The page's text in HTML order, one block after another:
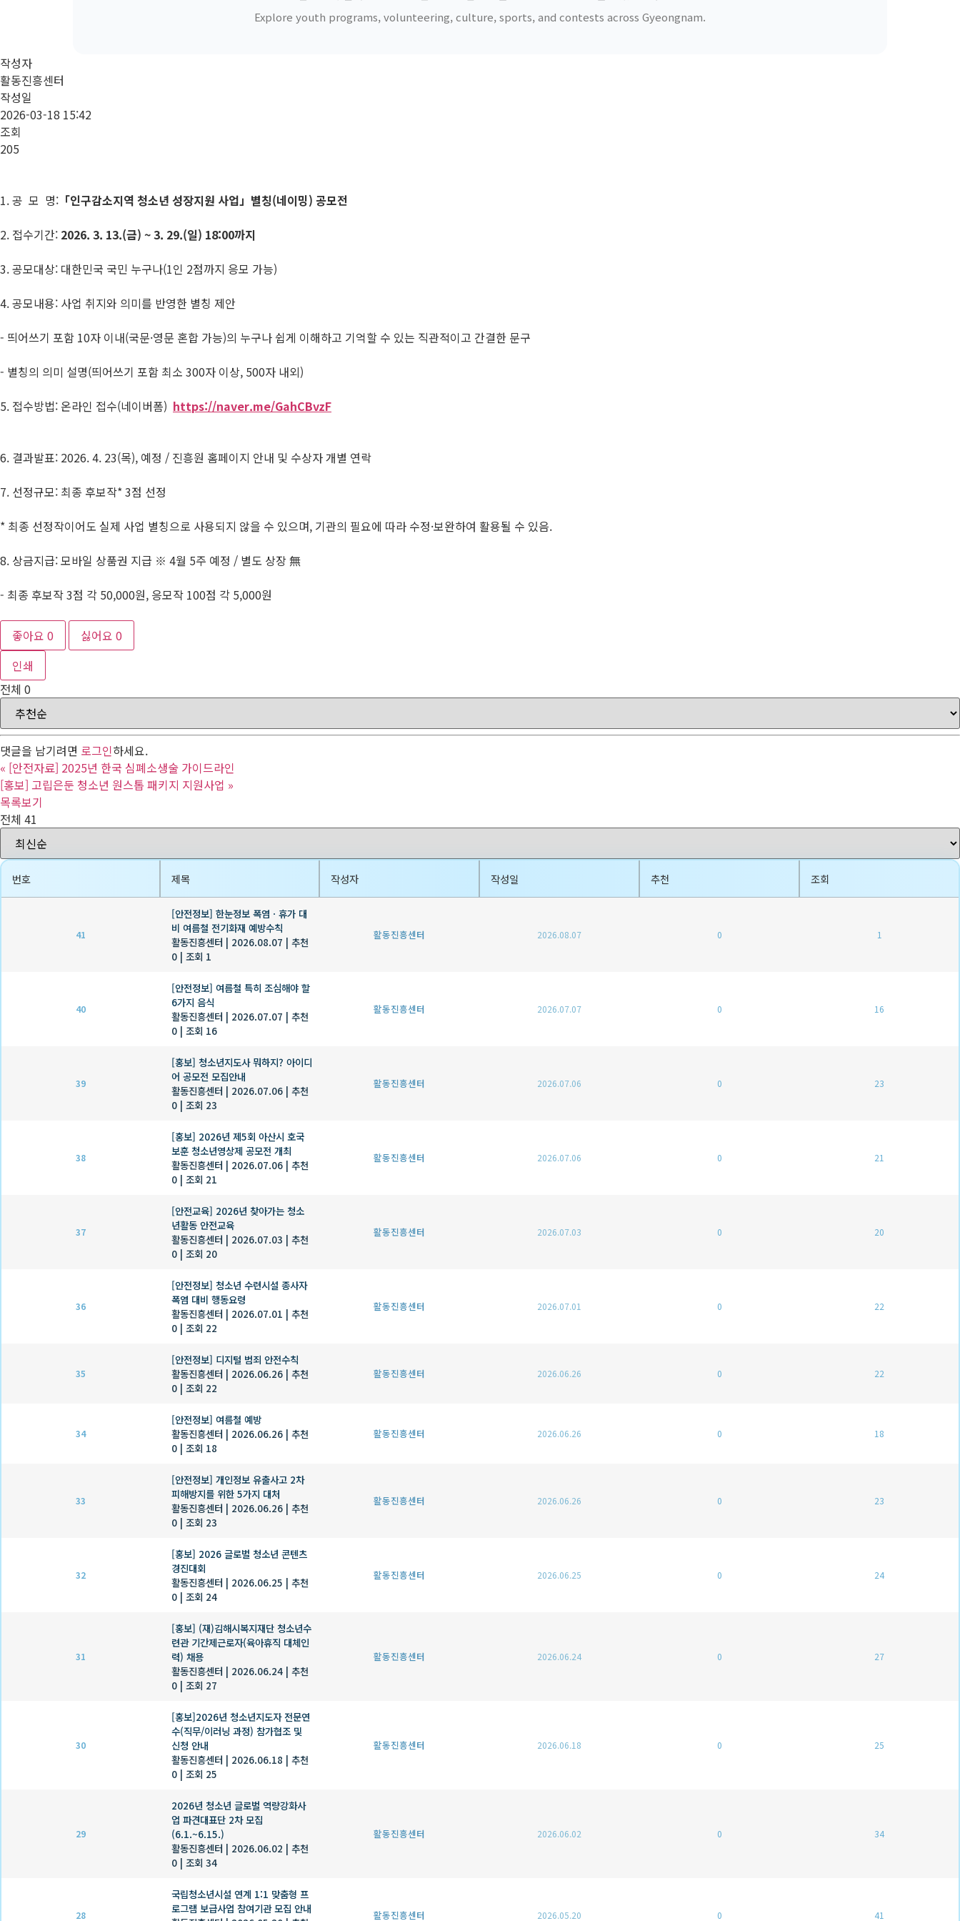
Explore youth programs, volunteering, culture, sports, and contests across Gyeongnam.
작성자
활동진흥센터
작성일
2026-03-18 15:42
조회
205
1. 공 모 명: 「인구감소지역 청소년 성장지원 사업」별칭(네이밍) 공모전
2. 접수기간: 2026. 3. 13.(금) ~ 3. 29.(일) 18:00까지
3. 공모대상: 대한민국 국민 누구나(1인 2점까지 응모 가능)
4. 공모내용: 사업 취지와 의미를 반영한 별칭 제안
- 띄어쓰기 포함 10자 이내(국문·영문 혼합 가능)의 누구나 쉽게 이해하고 기억할 수 있는 직관적이고 간결한 문구
- 별칭의 의미 설명(띄어쓰기 포함 최소 300자 이상, 500자 내외)
5. 접수방법: 온라인 접수(네이버폼) https://naver.me/GahCBvzF
6. 결과발표: 2026. 4. 23(목), 예정 / 진흥원 홈페이지 안내 및 수상자 개별 연락
7. 선정규모: 최종 후보작* 3점 선정
* 최종 선정작이어도 실제 사업 별칭으로 사용되지 않을 수 있으며, 기관의 필요에 따라 수정·보완하여 활용될 수 있음.
8. 상금지급: 모바일 상품권 지급 ※ 4월 5주 예정 / 별도 상장 無
- 최종 후보작 3점 각 50,000원, 응모작 100점 각 5,000원
좋아요 0 싫어요 0
인쇄
전체 0
댓글을 남기려면 로그인하세요.
« [안전자료] 2025년 한국 심폐소생술 가이드라인
[홍보] 고립은둔 청소년 원스톱 패키지 지원사업 »
목록보기
전체 41
번호 제목 작성자 작성일 추천 조회
41
[안전정보] 한눈정보 폭염ㆍ휴가 대
비 여름철 전기화재 예방수칙
활동진흥센터 | 2026.08.07 | 추천
0 | 조회 1
활동진흥센터 2026.08.07 0 1
40
[안전정보] 여름철 특히 조심해야 할
6가지 음식
활동진흥센터 | 2026.07.07 | 추천
0 | 조회 16
활동진흥센터 2026.07.07 0 16
39
[홍보] 청소년지도사 뭐하지? 아이디
어 공모전 모집안내
활동진흥센터 | 2026.07.06 | 추천
0 | 조회 23
활동진흥센터 2026.07.06 0 23
38
[홍보] 2026년 제5회 아산시 호국
보훈 청소년영상제 공모전 개최
활동진흥센터 | 2026.07.06 | 추천
0 | 조회 21
활동진흥센터 2026.07.06 0 21
37
[안전교육] 2026년 찾아가는 청소
년활동 안전교육
활동진흥센터 | 2026.07.03 | 추천
0 | 조회 20
활동진흥센터 2026.07.03 0 20
36
[안전정보] 청소년 수련시설 종사자
폭염 대비 행동요령
활동진흥센터 | 2026.07.01 | 추천
0 | 조회 22
활동진흥센터 2026.07.01 0 22
35
[안전정보] 디지털 범죄 안전수칙
활동진흥센터 | 2026.06.26 | 추천
0 | 조회 22
활동진흥센터 2026.06.26 0 22
34
[안전정보] 여름철 예방
활동진흥센터 | 2026.06.26 | 추천
0 | 조회 18
활동진흥센터 2026.06.26 0 18
33
[안전정보] 개인정보 유출사고 2차
피해방지를 위한 5가지 대처
활동진흥센터 | 2026.06.26 | 추천
0 | 조회 23
활동진흥센터 2026.06.26 0 23
32
[홍보] 2026 글로벌 청소년 콘텐츠
경진대회
활동진흥센터 | 2026.06.25 | 추천
0 | 조회 24
활동진흥센터 2026.06.25 0 24
31
[홍보] (재)김해시복지재단 청소년수
련관 기간제근로자(육아휴직 대체인
력) 채용
활동진흥센터 | 2026.06.24 | 추천
0 | 조회 27
활동진흥센터 2026.06.24 0 27
30
[홍보]2026년 청소년지도자 전문연
수(직무/이러닝 과정) 참가협조 및
신청 안내
활동진흥센터 | 2026.06.18 | 추천
0 | 조회 25
활동진흥센터 2026.06.18 0 25
29
2026년 청소년 글로벌 역량강화사
업 파견대표단 2차 모집
(6.1.~6.15.)
활동진흥센터 | 2026.06.02 | 추천
0 | 조회 34
활동진흥센터 2026.06.02 0 34
28
국립청소년시설 연계 1:1 맞춤형 프
로그램 보급사업 참여기관 모집 안내
활동진흥센터 2026.05.20 0 41